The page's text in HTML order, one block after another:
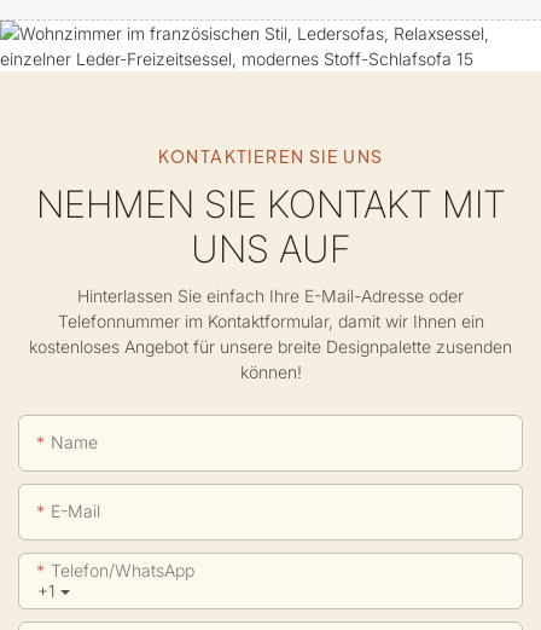
KONTAKTIEREN SIE UNS
NEHMEN SIE KONTAKT MIT
UNS AUF
Hinterlassen Sie einfach Ihre E-Mail-Adresse oder
Telefonnummer im Kontaktformular, damit wir Ihnen ein
kostenloses Angebot für unsere breite Designpalette zusenden
können!
Name
E-Mail
+1
Telefon/WhatsApp